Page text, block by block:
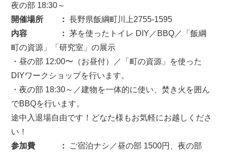
夜の部 18:30～
開催場所 ： 長野県飯綱町川上2755-1595
内容 ：茅を使ったトイレ DIY／BBQ／「飯綱
町の資源」「研究室」の展示
・昼の部 12:00〜（お昼付）／「町の資源」を使った
DIYワークショップを行います。
・夜の部 18:30～／建物を一体的に使い、焚き火を囲ん
でBBQを行います。
途中入退場自由です！どなた様もお気軽にお越しくださ
い！
参加費 ： ご宿泊ナシ／昼の部 1500円、夜の部